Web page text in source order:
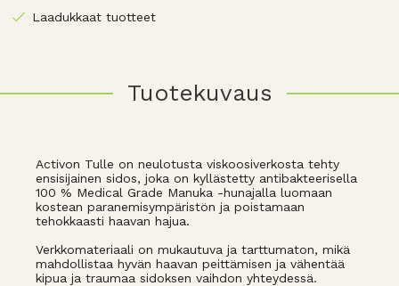
Laadukkaat tuotteet
Tuotekuvaus
Activon Tulle on neulotusta viskoosiverkosta tehty
ensisijainen sidos, joka on kyllästetty antibakteerisella
100 % Medical Grade Manuka -hunajalla luomaan
kostean paranemisympäristön ja poistamaan
tehokkaasti haavan hajua.
Verkkomateriaali on mukautuva ja tarttumaton, mikä
mahdollistaa hyvän haavan peittämisen ja vähentää
kipua ja traumaa sidoksen vaihdon yhteydessä.